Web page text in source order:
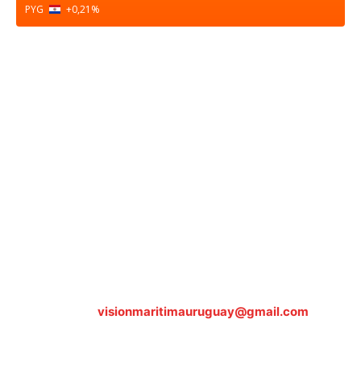
PYG +0,21 %
visionmaritimauruguay@gmail.com